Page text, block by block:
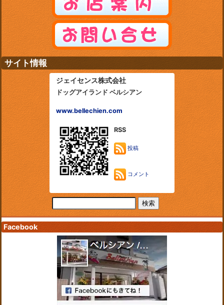
サイト情報
ジェイセンス株式会社
ドッグアイランド ベルシアン
www.bellechien.com
RSS
投稿
コメント
Facebook